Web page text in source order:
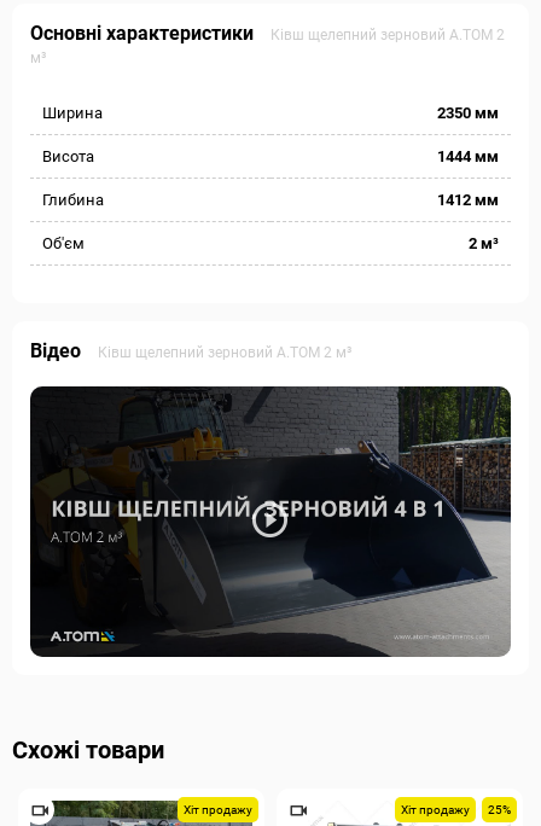
Основні характеристики
Ківш щелепний зерновий А.ТОМ 2
м³
Ширина 2350 мм
Висота 1444 мм
Глибина 1412 мм
Об'єм 2 м³
Відео Ківш щелепний зерновий А.ТОМ 2 м³
Схожі товари
Хіт продажу Хіт продажу 25%